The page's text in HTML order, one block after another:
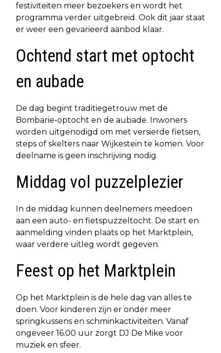
festiviteiten meer bezoekers en wordt het
programma verder uitgebreid. Ook dit jaar staat
er weer een gevarieerd aanbod klaar.
Ochtend start met optocht
en aubade
De dag begint traditiegetrouw met de
Bombarie-optocht en de aubade. Inwoners
worden uitgenodigd om met versierde fietsen,
steps of skelters naar Wijkestein te komen. Voor
deelname is geen inschrijving nodig.
Middag vol puzzelplezier
In de middag kunnen deelnemers meedoen
aan een auto- en fietspuzzeltocht. De start en
aanmelding vinden plaats op het Marktplein,
waar verdere uitleg wordt gegeven.
Feest op het Marktplein
Op het Marktplein is de hele dag van alles te
doen. Voor kinderen zijn er onder meer
springkussens en schminkactiviteiten. Vanaf
ongeveer 16.00 uur zorgt DJ De Mike voor
muziek en sfeer.